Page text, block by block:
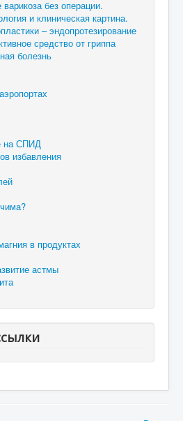
без операции.
и клиническая картина.
– эндопротезирование
средство от гриппа
болезнь
на СПИД
избавления
в продуктах
астмы